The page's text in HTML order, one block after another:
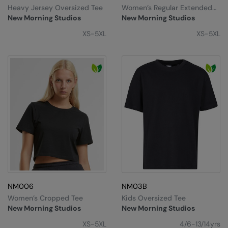
Kariban Proact
Larkwood
Maddins
Madeira
MagiCut
Mumbles
New Morning Studios
New Morning Studios
Heavy Jersey Oversized Tee
XS-5XL
New Morning Studios
Women’s Regular Extended
Shoulder Tee
XS-5XL
NM006
New Morning Studios
Women’s Cropped Tee
XS-5XL
NM03B
New Morning Studios
Kids Oversized Tee
4/6-13/14yrs